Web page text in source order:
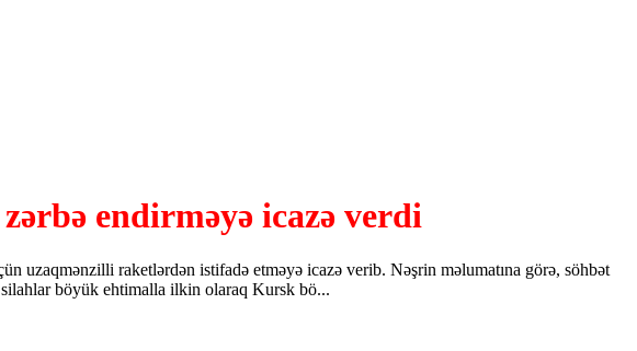
endirməyə icazə verdi
uzaqmənzilli raketlərdən istifadə etməyə icazə verib. Nəşrin məlumatına görə, söhbət
böyük ehtimalla ilkin olaraq Kursk bö...